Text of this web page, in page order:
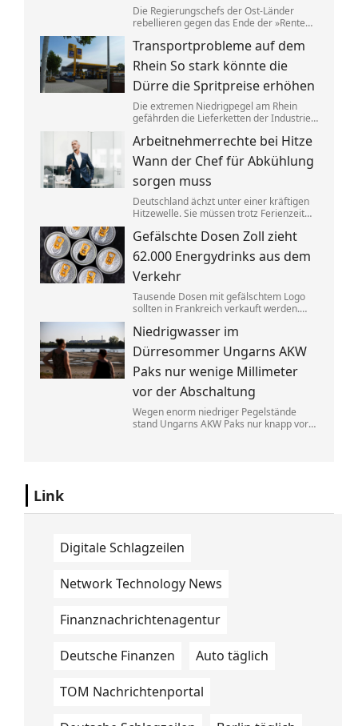
Die Regierungschefs der Ost-Länder
rebellieren gegen das Ende der »Rente
größerer Anteil der Ostdeutschen die
dafür nötigen Beitragsjahre. Doch die
Unterschiede zum Westen werden
kleiner.
Transportprobleme auf dem
Rhein So stark könnte die
Dürre die Spritpreise erhöhen
Die extremen Niedrigpegel am Rhein
gefährden die Lieferketten der Industrie.
Autofahrer und das Wirtschaftswachstum
bedeuten könnte.
Arbeitnehmerrechte bei Hitze
Wann der Chef für Abkühlung
sorgen muss
Deutschland ächzt unter einer kräftigen
Hitzewelle. Sie müssen trotz Ferienzeit
so manche Erleichterung.
Gefälschte Dosen Zoll zieht
62.000 Energydrinks aus dem
Verkehr
Tausende Dosen mit gefälschtem Logo
sollten in Frankreich verkauft werden.
Energydrinks, die Getränke wurden
vernichtet.
Niedrigwasser im
Dürresommer Ungarns AKW
Paks nur wenige Millimeter
vor der Abschaltung
Wegen enorm niedriger Pegelstände
stand Ungarns AKW Paks nur knapp vor
Link
Digitale Schlagzeilen
Network Technology News
Finanznachrichtenagentur
Deutsche Finanzen Auto täglich
TOM Nachrichtenportal